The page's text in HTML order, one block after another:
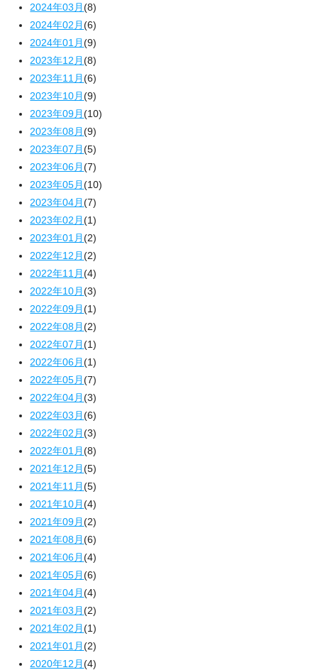
2024年03月(8)
2024年02月(6)
2024年01月(9)
2023年12月(8)
2023年11月(6)
2023年10月(9)
2023年09月(10)
2023年08月(9)
2023年07月(5)
2023年06月(7)
2023年05月(10)
2023年04月(7)
2023年02月(1)
2023年01月(2)
2022年12月(2)
2022年11月(4)
2022年10月(3)
2022年09月(1)
2022年08月(2)
2022年07月(1)
2022年06月(1)
2022年05月(7)
2022年04月(3)
2022年03月(6)
2022年02月(3)
2022年01月(8)
2021年12月(5)
2021年11月(5)
2021年10月(4)
2021年09月(2)
2021年08月(6)
2021年06月(4)
2021年05月(6)
2021年04月(4)
2021年03月(2)
2021年02月(1)
2021年01月(2)
2020年12月(4)